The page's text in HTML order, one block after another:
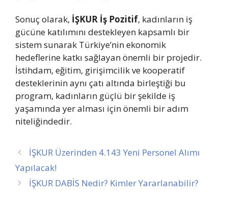
Sonuç olarak, İŞKUR İş Pozitif, kadınların iş
gücüne katılımını destekleyen kapsamlı bir
sistem sunarak Türkiye’nin ekonomik
hedeflerine katkı sağlayan önemli bir projedir.
İstihdam, eğitim, girişimcilik ve kooperatif
desteklerinin aynı çatı altında birleştiği bu
program, kadınların güçlü bir şekilde iş
yaşamında yer alması için önemli bir adım
niteliğindedir.
İŞKUR Üzerinden 4.143 Yeni Personel Alımı
Yapılacak!
İŞKUR DABİS Nedir? Kimler Yararlanabilir?